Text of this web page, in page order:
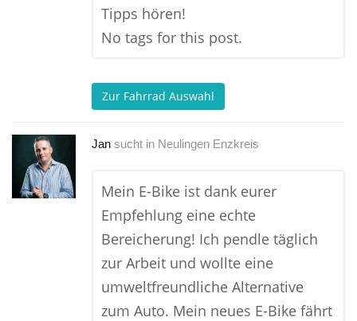
Tipps hören!
No tags for this post.
Zur Fahrrad Auswahl
Jan sucht in Neulingen Enzkreis
Mein E-Bike ist dank eurer
Empfehlung eine echte
Bereicherung! Ich pendle täglich
zur Arbeit und wollte eine
umweltfreundliche Alternative
zum Auto. Mein neues E-Bike fährt